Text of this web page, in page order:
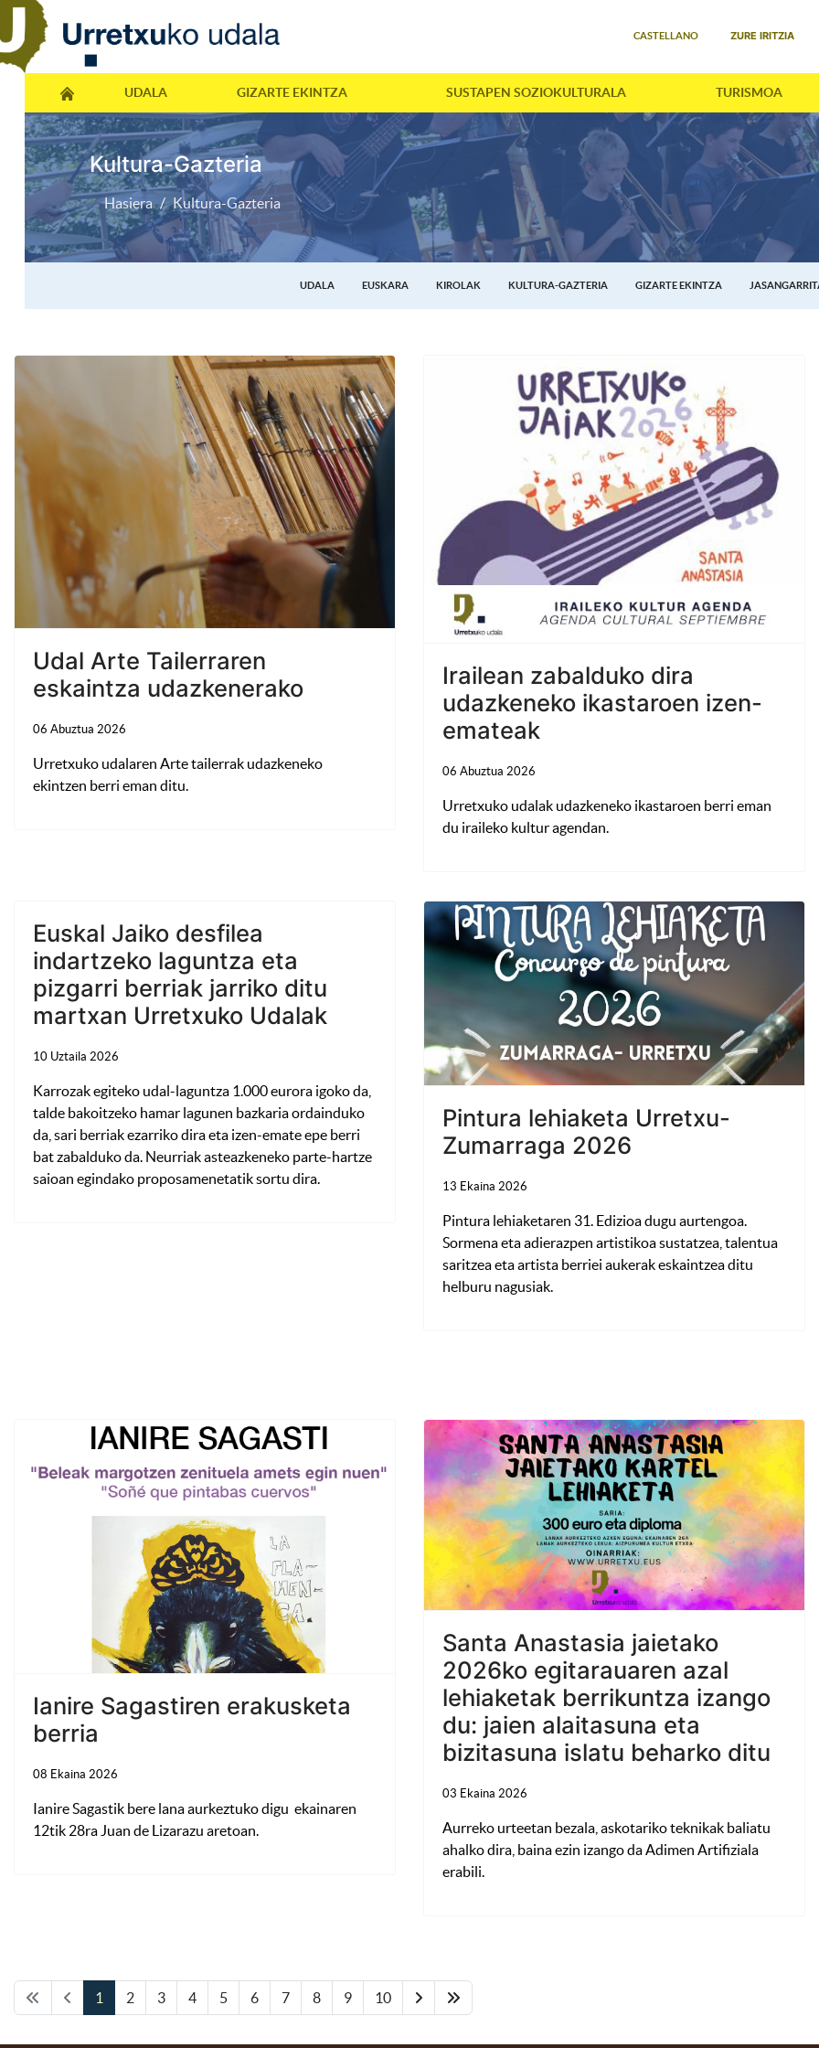
CASTELLANO ZURE IRITZIA
UDALA GIZARTE EKINTZA SUSTAPEN SOZIOKULTURALA TURISMOA
Kultura-Gazteria
Hasiera Kultura-Gazteria
UDALA EUSKARA KIROLAK KULTURA-GAZTERIA GIZARTE EKINTZA
Udal Arte Tailerraren
eskaintza udazkenerako
06 Abuztua 2026
Urretxuko udalaren Arte tailerrak udazkeneko
ekintzen berri eman ditu.
Irailean zabalduko dira
udazkeneko ikastaroen izen-
emateak
06 Abuztua 2026
Urretxuko udalak udazkeneko ikastaroen berri eman
du iraileko kultur agendan.
Euskal Jaiko desfilea
indartzeko laguntza eta
pizgarri berriak jarriko ditu
martxan Urretxuko Udalak
10 Uztaila 2026
Karrozak egiteko udal-laguntza 1.000 eurora igoko da,
talde bakoitzeko hamar lagunen bazkaria ordainduko
da, sari berriak ezarriko dira eta izen-emate epe berri
bat zabalduko da. Neurriak asteazkeneko parte-hartze
saioan egindako proposamenetatik sortu dira.
Pintura lehiaketa Urretxu-
Zumarraga 2026
13 Ekaina 2026
Pintura lehiaketaren 31. Edizioa dugu aurtengoa.
Sormena eta adierazpen artistikoa sustatzea, talentua
saritzea eta artista berriei aukerak eskaintzea ditu
helburu nagusiak.
Ianire Sagastiren erakusketa
berria
08 Ekaina 2026
Ianire Sagastik bere lana aurkeztuko digu ekainaren
12tik 28ra Juan de Lizarazu aretoan.
Santa Anastasia jaietako
2026ko egitarauaren azal
lehiaketak berrikuntza izango
du: jaien alaitasuna eta
bizitasuna islatu beharko ditu
03 Ekaina 2026
Aurreko urteetan bezala, askotariko teknikak baliatu
ahalko dira, baina ezin izango da Adimen Artifiziala
erabili.
1 2 3 4 5 6 7 8 9 10